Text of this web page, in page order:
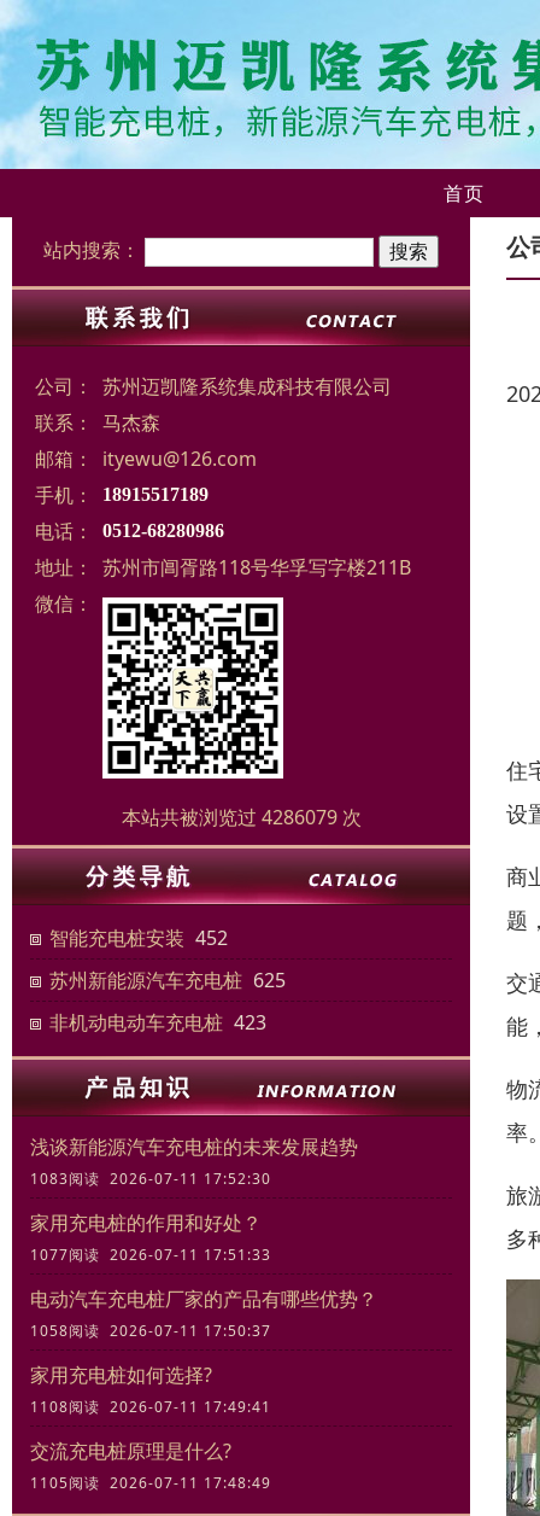
首页
站内搜索：
公司：
苏州迈凯隆系统集成科技有限公司
联系：
马杰森
邮箱：
ityewu@126.com
手机：
18915517189
电话： 0512-68280986
地址：
苏州市阊胥路118号华孚写字楼211B
微信：
本站共被浏览过 4286079 次
智能充电桩安装 452
苏州新能源汽车充电桩 625
非机动电动车充电桩 423
浅谈新能源汽车充电桩的未来发展趋势
1083阅读 2026-07-11 17:52:30
家用充电桩的作用和好处？
1077阅读 2026-07-11 17:51:33
电动汽车充电桩厂家的产品有哪些优势？
1058阅读 2026-07-11 17:50:37
家用充电桩如何选择?
1108阅读 2026-07-11 17:49:41
交流充电桩原理是什么?
1105阅读 2026-07-11 17:48:49
公
住
设
商
题
交
能
物
率
旅
多